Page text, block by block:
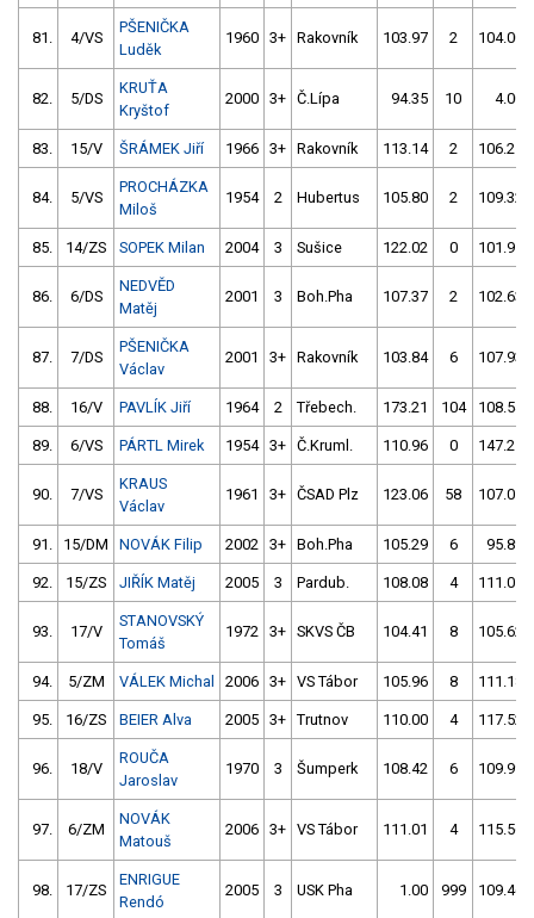
81. 4/VS
PŠENIČKA
Luděk
1960 3+ Rakovník 103.97 2 104.00
82. 5/DS
KRUŤA
Kryštof
2000 3+ Č.Lípa 94.35 10 4.00
83. 15/V ŠRÁMEK Jiří 1966 3+ Rakovník 113.14 2 106.21
84. 5/VS
PROCHÁZKA
Miloš
1954 2 Hubertus 105.80 2 109.32
85. 14/ZS SOPEK Milan 2004 3 Sušice 122.02 0 101.91
86. 6/DS
NEDVĚD
Matěj
2001 3 Boh.Pha 107.37 2 102.63
87. 7/DS
PŠENIČKA
Václav
2001 3+ Rakovník 103.84 6 107.93
88. 16/V PAVLÍK Jiří 1964 2 Třebech. 173.21 104 108.54
89. 6/VS PÁRTL Mirek 1954 3+ Č.Kruml. 110.96 0 147.21
90. 7/VS
KRAUS
Václav
1961 3+ ČSAD Plz 123.06 58 107.01
91. 15/DM NOVÁK Filip 2002 3+ Boh.Pha 105.29 6 95.89
92. 15/ZS JIŘÍK Matěj 2005 3 Pardub. 108.08 4 111.01
93. 17/V
STANOVSKÝ
Tomáš
1972 3+ SKVS ČB 104.41 8 105.62
94. 5/ZM VÁLEK Michal 2006 3+ VS Tábor 105.96 8 111.18
95. 16/ZS BEIER Alva 2005 3+ Trutnov 110.00 4 117.52
96. 18/V
ROUČA
Jaroslav
1970 3 Šumperk 108.42 6 109.99
97. 6/ZM
NOVÁK
Matouš
2006 3+ VS Tábor 111.01 4 115.56
98. 17/ZS
ENRIGUE
Rendó
2005 3 USK Pha 1.00 999 109.46